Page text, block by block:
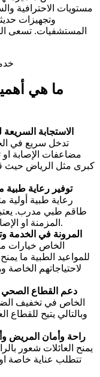
مستويات الاحترافية
وتجهيزات
المستشفيات. تسعى
ما هي
الاستجابة
تدخل سريع في
مضاعفات الإصابة او
كبرى مثل الرياض حيث
توفير رعاية
رعاية طبية
طاقم طبي مدرب.
المزمنة او الإصابات الحرجة التي تتطلب تدخل فوري.
المرونة في الخدمة
الخاص خيارات
للمواعيد الطبية ما
لاحتياجاتهم الخاصة
دعم القطاع الصحي
الخاص في تخفيف
وبالتالي يتيح للقطاع
راحة وأمان المريض
يمنح العائلات شعور
تتطلب عناية خاصة